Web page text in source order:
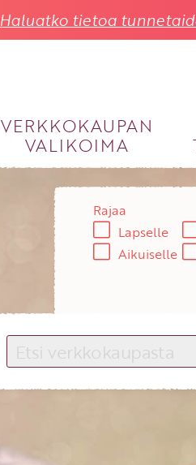
Haluatko tietoa
VERKKOKAUPAN
VALIKOIMA
Rajaa
Lapselle
Aikuiselle